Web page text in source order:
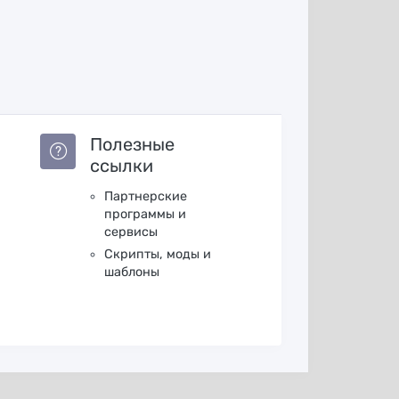
Полезные
ссылки
Партнерские
программы и
сервисы
Скрипты, моды и
шаблоны